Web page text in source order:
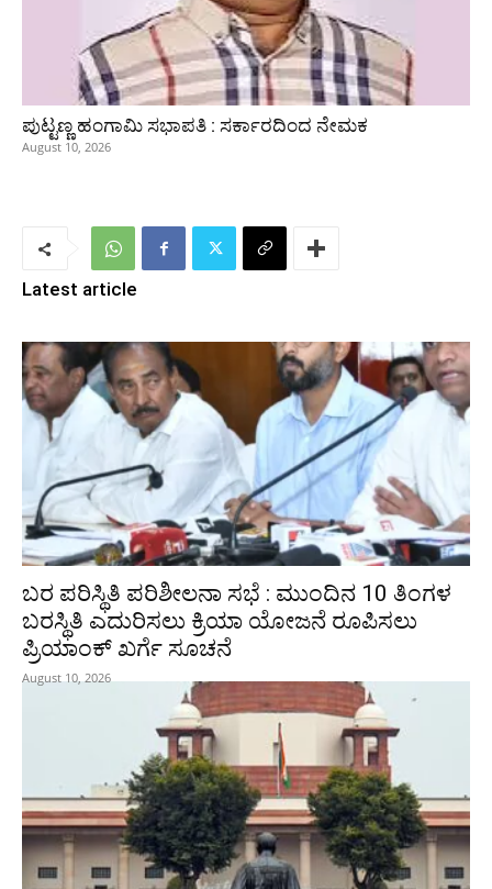
ಪುಟ್ಟಣ್ಣ ಹಂಗಾಮಿ ಸಭಾಪತಿ : ಸರ್ಕಾರದಿಂದ ನೇಮಕ
August 10, 2026
Latest article
ಬರ ಪರಿಸ್ಥಿತಿ ಪರಿಶೀಲನಾ ಸಭೆ : ಮುಂದಿನ 10 ತಿಂಗಳ
ಬರಸ್ಥಿತಿ ಎದುರಿಸಲು ಕ್ರಿಯಾ ಯೋಜನೆ ರೂಪಿಸಲು
ಪ್ರಿಯಾಂಕ್ ಖರ್ಗೆ ಸೂಚನೆ
August 10, 2026